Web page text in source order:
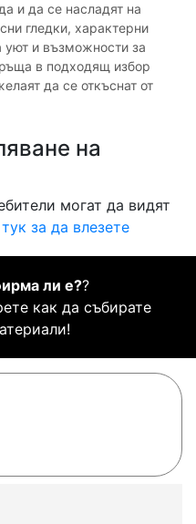
и да се насладят на
гледки, характерни
уют и възможности за
в подходящ избор
да се откъснат от
на
могат да видят
за да влезете
ли е??
как да събирате